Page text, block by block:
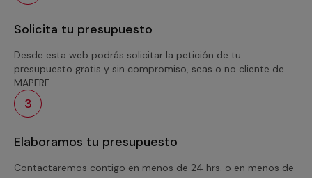
Solicita tu presupuesto
Desde esta web podrás solicitar la petición de tu
presupuesto gratis y sin compromiso, seas o no cliente de
MAPFRE.
3
Elaboramos tu presupuesto
Contactaremos contigo en menos de 24 hrs. o en menos de